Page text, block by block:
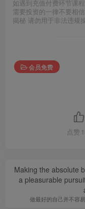
如遇到充值付费环节课
需要投资的一律不要相
揭秘 请勿用于非法违规
会员免费
点赞
Making the absolute
a pleasurable
做最好的自己并不容